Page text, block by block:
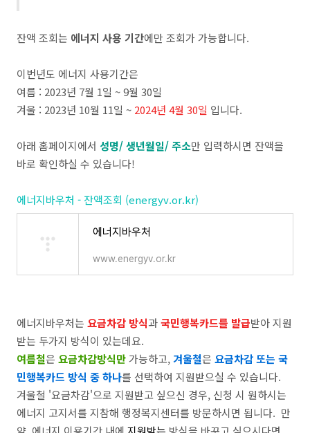
잔액 조회는 에너지 사용 기간에만 조회가 가능합니다.
이번년도 에너지 사용기간은
여름 : 2023년 7월 1일 ~ 9월 30일
겨울 : 2023년 10월 11일 ~ 2024년 4월 30일 입니다.
아래 홈페이지에서 성명/ 생년월일/ 주소만 입력하시면 잔액을
바로 확인하실 수 있습니다!
에너지바우처 - 잔액조회 (energyv.or.kr)
에너지바우처
www.energyv.or.kr
에너지바우처는 요금차감 방식과국민행복카드를 발급받아 지원
받는 두가지 방식이 있는데요.
여름철은 요금차감방식만가능하고, 겨울철은 요금차감 또는 국
민행복카드 방식 중 하나를 선택하여 지원받으실 수 있습니다.
겨울철 '요금차감'으로 지원받고 싶으신 경우, 신청 시 원하시는
에너지 고지서를 지참해 행정복지센터를 방문하시면 됩니다. 만